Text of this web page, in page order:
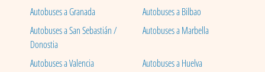
Autobuses a Granada
Autobuses a Bilbao
Autobuses a San Sebastián /
Donostia
Autobuses a Marbella
Autobuses a Valencia
Autobuses a Huelva